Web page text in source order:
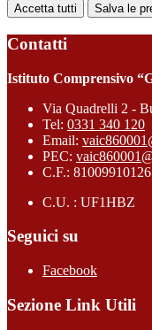
Accetta tutti Salva le
Contatti
Istituto Comprensivo
Via Quadrelli 2 -
Tel: 0331 340 120
Email:
PEC:
C.F.: 81009910126
C.U. : UF1HBZ
Seguici su
Facebook
Sezione Link Utili